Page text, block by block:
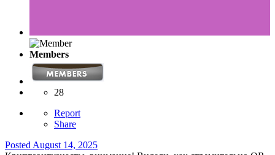
Members
28
Report
Share
Posted August 14, 2025